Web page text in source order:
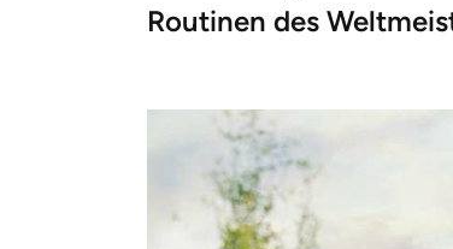
Routinen des